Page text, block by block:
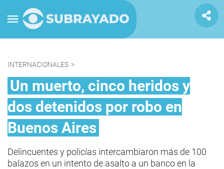
INTERNACIONALES >
Un muerto, cinco heridos y
dos detenidos por robo en
Buenos Aires
Delincuentes y policías intercambiaron más de 100
balazos en un intento de asalto a un banco en la